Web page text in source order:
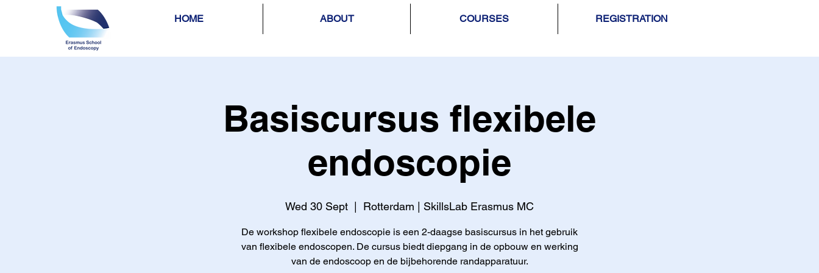
HOME ABOUT COURSES REGISTRATION
Basiscursus flexibele
endoscopie
Wed 30 Sept Rotterdam | SkillsLab Erasmus MC
De workshop flexibele endoscopie is een 2-daagse basiscursus in het gebruik
van flexibele endoscopen. De cursus biedt diepgang in de opbouw en werking
van de endoscoop en de bijbehorende randapparatuur.